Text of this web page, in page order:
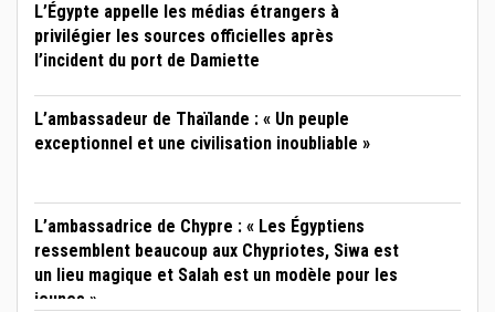
L’Égypte appelle les médias étrangers à
privilégier les sources officielles après
l’incident du port de Damiette
L’ambassadeur de Thaïlande : « Un peuple
exceptionnel et une civilisation inoubliable »
L’ambassadrice de Chypre : « Les Égyptiens
ressemblent beaucoup aux Chypriotes, Siwa est
un lieu magique et Salah est un modèle pour les
jeunes »